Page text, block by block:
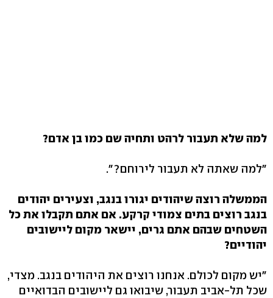
למה שלא תעבור לרהט ותחיה שם כמו בן אדם?
"למה שאתה לא תעבור לירוחם?".
הממשלה רוצה שיהודים יגורו בנגב, וצעירים יהודים
בנגב רוצים בתים צמודי קרקע. אם אתם תקבלו את כל
השטחים שבהם אתם גרים, יישאר מקום ליישובים
יהודיים?
"יש מקום לכולם. אנחנו רוצים את היהודים בנגב. מצדי,
שכל תל-אביב תעבור, שיבואו גם ליישובים הבדואיים